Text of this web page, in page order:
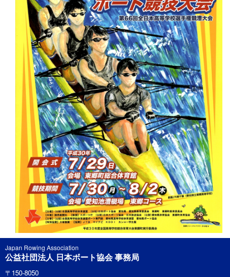
Japan Rowing Association
公益社団法人 日本ボート協会 事務局
〒150-8050